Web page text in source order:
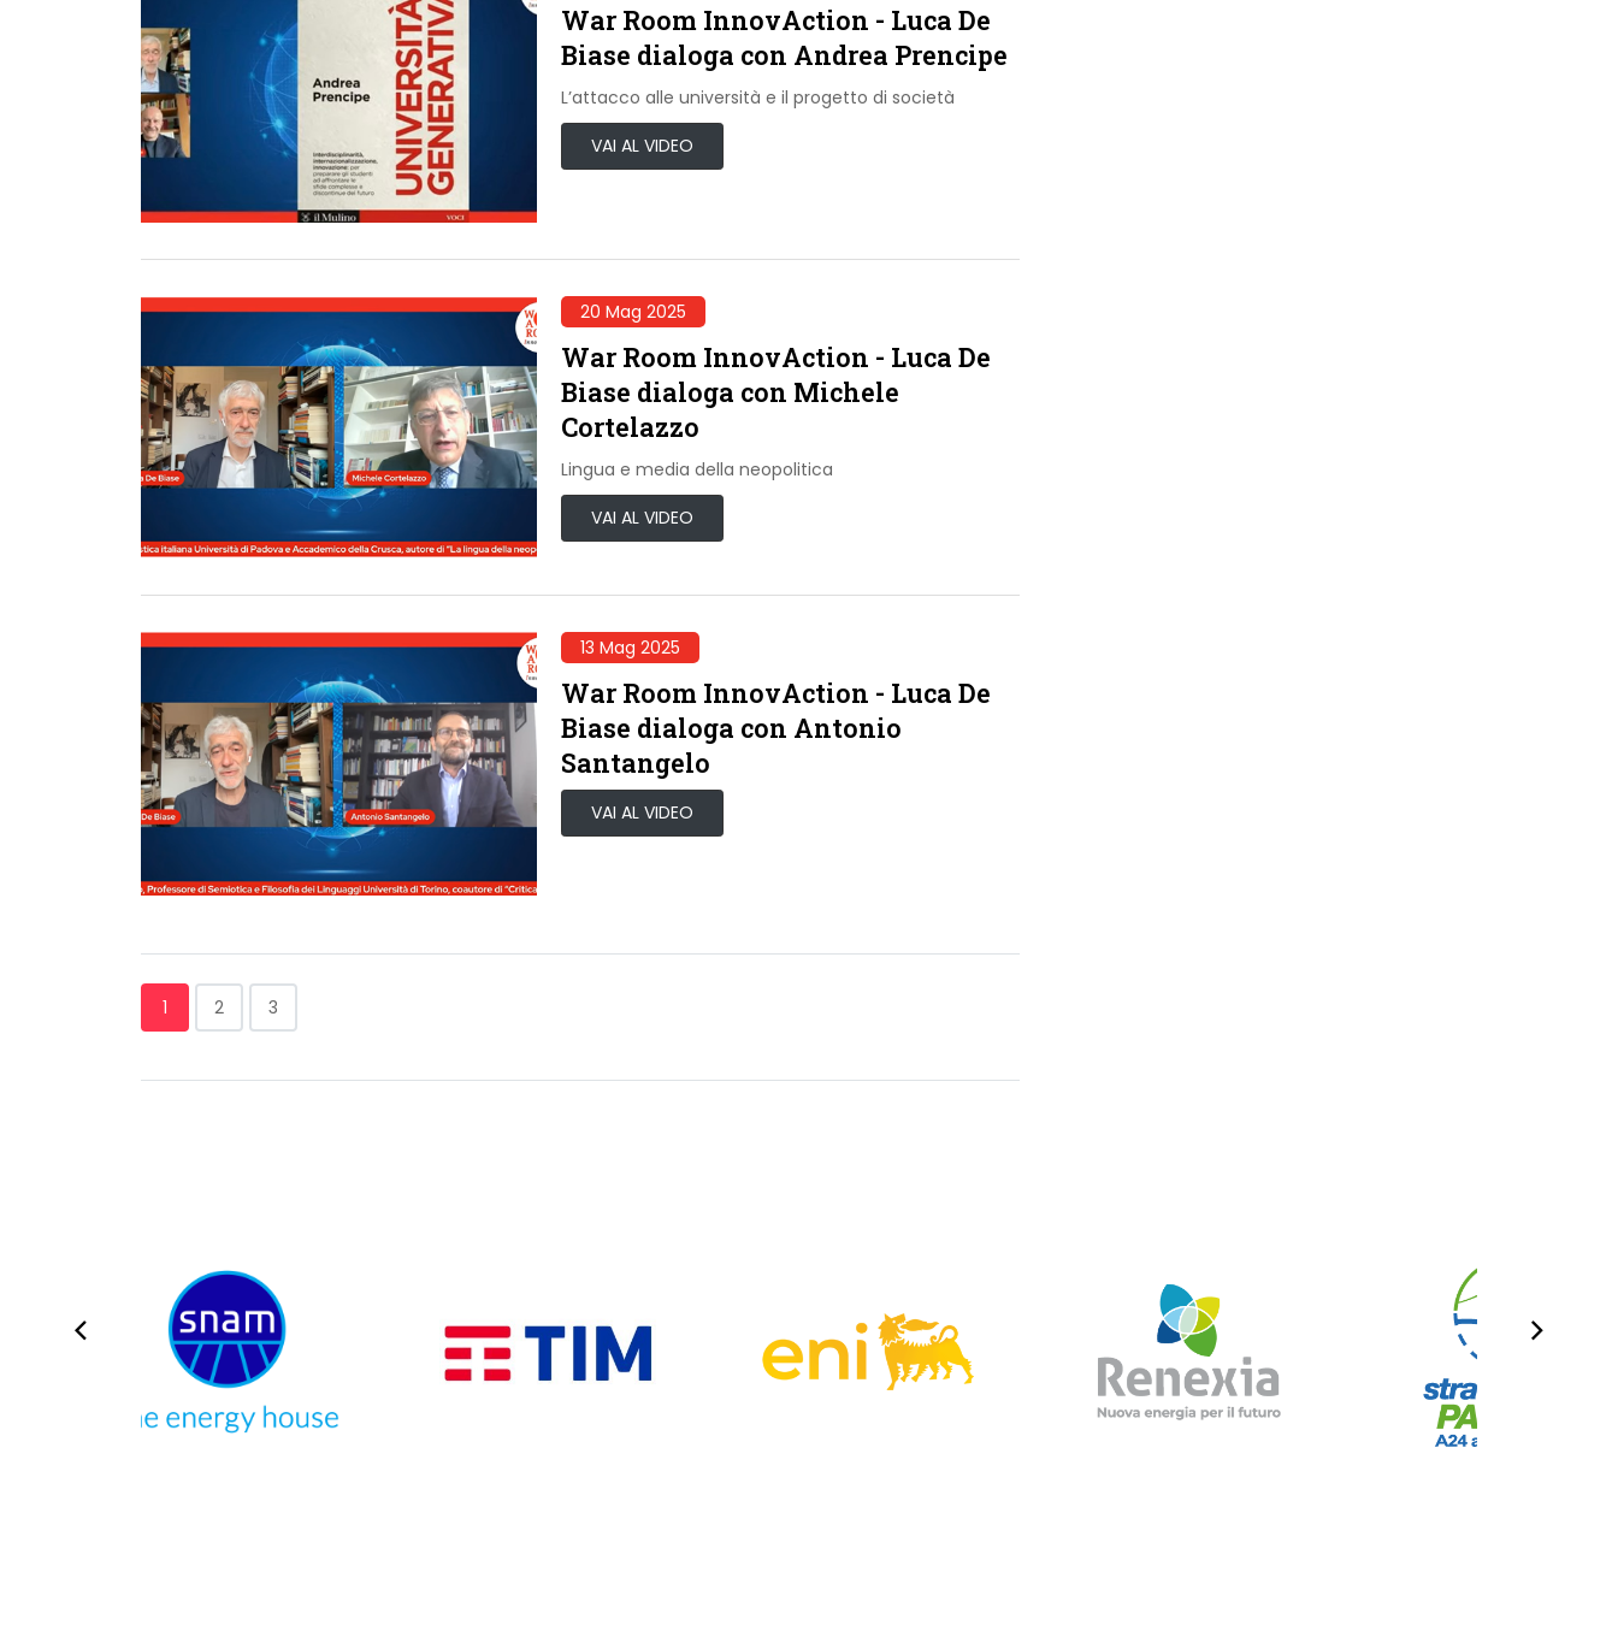
War Room InnovAction - Luca De
Biase dialoga con Andrea Prencipe
L’attacco alle università e il progetto di società
VAI AL VIDEO
20 Mag 2025
War Room InnovAction - Luca De
Biase dialoga con Michele
Cortelazzo
Lingua e media della neopolitica
VAI AL VIDEO
13 Mag 2025
War Room InnovAction - Luca De
Biase dialoga con Antonio
Santangelo
VAI AL VIDEO
1 2 3